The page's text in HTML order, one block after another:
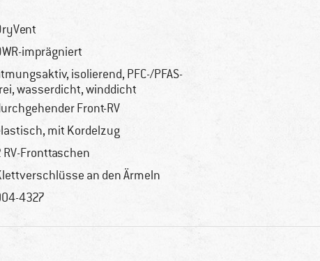
imprägniert
isolierend, PFC-/PFAS-
wasserdicht, winddicht
Front-RV
mit Kordelzug
RV-Fronttaschen
an den Ärmeln
4327